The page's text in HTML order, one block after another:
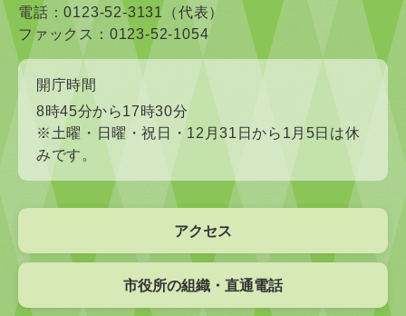
電話：0123-52-3131（代表）
ファックス：0123-52-1054
開庁時間
8時45分から17時30分
※土曜・日曜・祝日・12月31日から1月5日は休
みです。
アクセス
市役所の組織・直通電話